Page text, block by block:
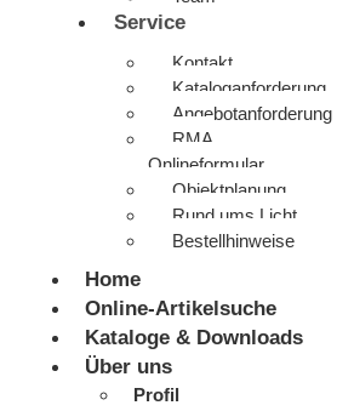
Service
Kontakt
Kataloganforderung
Angebotanforderung
RMA
Onlineformular
Objektplanung
Rund ums Licht
Bestellhinweise
Home
Online-Artikelsuche
Kataloge & Downloads
Über uns
Profil